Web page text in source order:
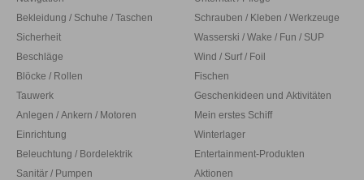
Bekleidung / Schuhe / Taschen
Sicherheit
Beschläge
Blöcke / Rollen
Tauwerk
Anlegen / Ankern / Motoren
Einrichtung
Beleuchtung / Bordelektrik
Sanitär / Pumpen
Schrauben / Kleben / Werkzeuge
Wasserski / Wake / Fun / SUP
Wind / Surf / Foil
Fischen
Geschenkideen und Aktivitäten
Mein erstes Schiff
Winterlager
Entertainment-Produkten
Aktionen